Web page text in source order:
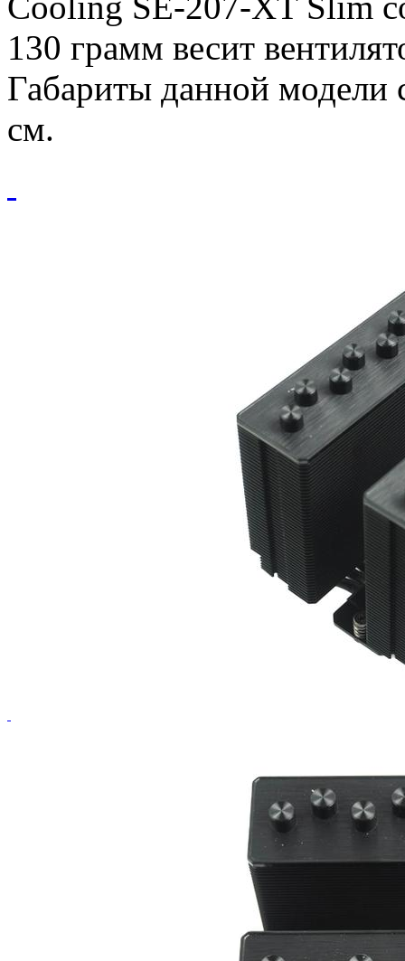
130 грамм весит
Габариты данной
см.